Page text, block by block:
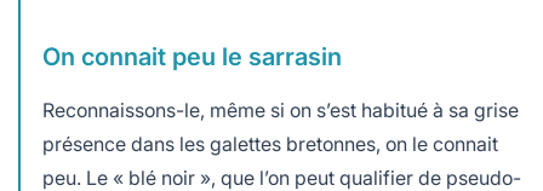
On connait peu le sarrasin
Reconnaissons-le, même si on s’est habitué à sa grise
présence dans les galettes bretonnes, on le connait
peu. Le « blé noir », que l’on peut qualifier de pseudo-